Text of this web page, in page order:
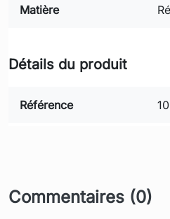
Matière
Détails du produit
Référence
Commentaires (0)